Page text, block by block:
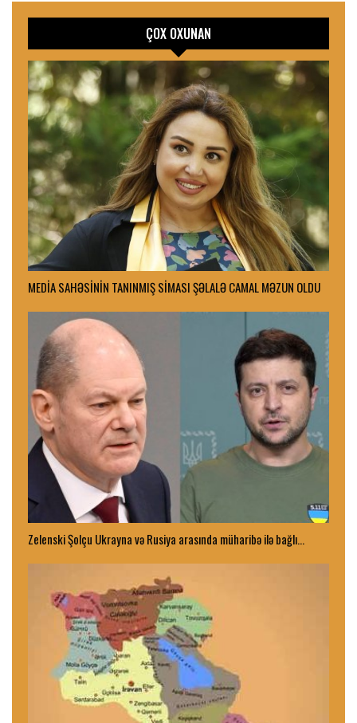
ÇOX OXUNAN
MEDİA SAHƏSİNİN TANINMIŞ SİMASI ŞƏLALƏ CAMAL MƏZUN OLDU
Zelenski Şolçu Ukrayna və Rusiya arasında müharibə ilə bağlı…